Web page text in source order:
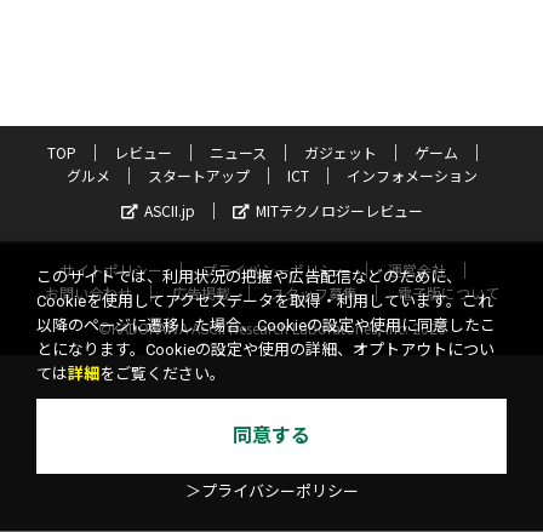
TOP レビュー ニュース ガジェット
ゲーム
グルメ
スタートアップ ICT
インフォメーション
ASCII.jp
MITテクノロジーレビュー
サイトポリシー プライバシーポリシー
運営会社
お問い合わせ
広告掲載 スタッフ募集
電子版について
©KADOKAWA ASCII Research Laboratories, Inc. 2026
このサイトでは、利用状況の把握や広告配信などのために、
Cookieを使用してアクセスデータを取得・利用しています。これ
以降のページに遷移した場合、Cookieの設定や使用に同意したこ
とになります。Cookieの設定や使用の詳細、オプトアウトについ
ては詳細 をご覧ください。
同意する
＞プライバシーポリシー